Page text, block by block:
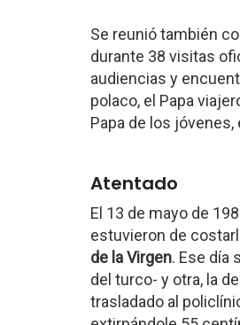
Se reunió también
durante 38 visitas
audiencias y
polaco, el Papa
Papa de los jóvenes,
Atentado
El 13 de mayo de
estuvieron de
de la Virgen. Ese día
del turco- y otra, la
trasladado al